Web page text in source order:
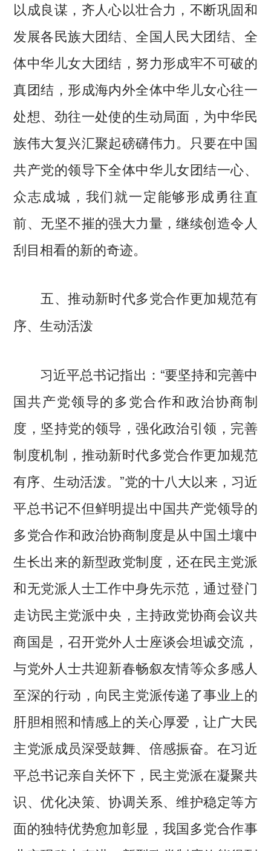
以成良谋，齐人心以壮合力，不断巩固和
发展各民族大团结、全国人民大团结、全
体中华儿女大团结，努力形成牢不可破的
真团结，形成海内外全体中华儿女心往一
处想、劲往一处使的生动局面，为中华民
族伟大复兴汇聚起磅礴伟力。只要在中国
共产党的领导下全体中华儿女团结一心、
众志成城，我们就一定能够形成勇往直
前、无坚不摧的强大力量，继续创造令人
刮目相看的新的奇迹。
五、推动新时代多党合作更加规范有
序、生动活泼
习近平总书记指出：“要坚持和完善中
国共产党领导的多党合作和政治协商制
度，坚持党的领导，强化政治引领，完善
制度机制，推动新时代多党合作更加规范
有序、生动活泼。”党的十八大以来，习近
平总书记不但鲜明提出中国共产党领导的
多党合作和政治协商制度是从中国土壤中
生长出来的新型政党制度，还在民主党派
和无党派人士工作中身先示范，通过登门
走访民主党派中央，主持政党协商会议共
商国是，召开党外人士座谈会坦诚交流，
与党外人士共迎新春畅叙友情等众多感人
至深的行动，向民主党派传递了事业上的
肝胆相照和情感上的关心厚爱，让广大民
主党派成员深受鼓舞、倍感振奋。在习近
平总书记亲自关怀下，民主党派在凝聚共
识、优化决策、协调关系、维护稳定等方
面的独特优势愈加彰显，我国多党合作事